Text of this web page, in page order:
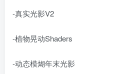
-真实光影V2
-植物晃动Shaders
-动态模煳年末光影